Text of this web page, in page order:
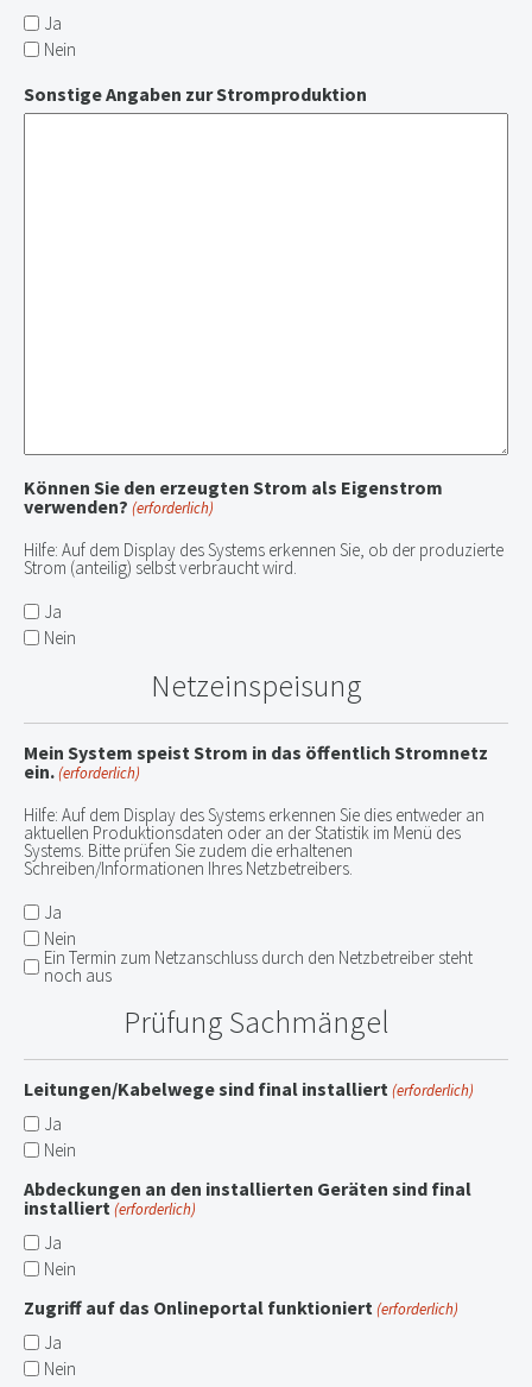
Ja
Nein
Sonstige Angaben zur Stromproduktion
Können Sie den erzeugten Strom als Eigenstrom
verwenden? (erforderlich)
Hilfe: Auf dem Display des Systems erkennen Sie, ob der produzierte
Strom (anteilig) selbst verbraucht wird.
Ja
Nein
Netzeinspeisung
Mein System speist Strom in das öffentlich Stromnetz
ein.(erforderlich)
Hilfe: Auf dem Display des Systems erkennen Sie dies entweder an
aktuellen Produktionsdaten oder an der Statistik im Menü des
Systems. Bitte prüfen Sie zudem die erhaltenen
Schreiben/Informationen Ihres Netzbetreibers.
Ja
Nein
Ein Termin zum Netzanschluss durch den Netzbetreiber steht
noch aus
Prüfung Sachmängel
Leitungen/Kabelwege sind final installiert(erforderlich)
Ja
Nein
Abdeckungen an den installierten Geräten sind final
installiert(erforderlich)
Ja
Nein
Zugriff auf das Onlineportal funktioniert(erforderlich)
Ja
Nein